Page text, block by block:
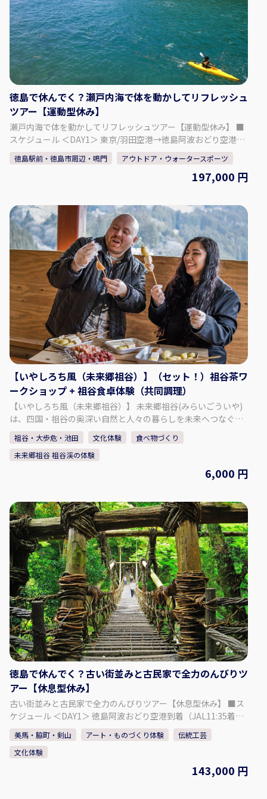
バリウムボトル 小： 1,800円 【追加オプション！】 ビール：
600円 1ドリンク：400円 カラオケ（1曲）：100円 ※ビールの
年齢は成人（20歳以上） ※ものづくり体験と併せてご利用いた
だけます。楽しい時間を過ごしましょう！ ◇時間・期間 体験可
能な日： 月、火、水、金、土、日 体験可能な時間：10:00 ～
22:00 所要時間： 1時間30分 ～ 2時間 ◇人数・年齢制限 最少催
行人数：2人 年齢制限：5歳以上 【事業者情報】 ポッポ亭 ◇住
所 徳島県板野郡北島町江尻字内中須12-7 ◇アクセス 車：松茂
ICから約10分 ◇駐車場 あり ◇TEL 10:00～：090-5712-1059
18:00～：088-698-7096 ◇営業時間・定休日 営業日：月、火、
水、金、土、日 営業時間：10:00 ～ 22:00 定休日：木 ◇SNS
Instagram：https://www.instagram.com/poppotei.keiko/
◇ウェブサイト https://www.poppotei.com/
徳島で休んでく？瀬戸内海で体を動かしてリフレッシュ
ツアー【運動型休み】
瀬戸内海で体を動かしてリフレッシュツアー【運動型休み】 ■
スケジュール ＜DAY1＞ 東京/羽田空港→徳島阿波おどり空港到
着（JAL11:35着）レンタカーお手続き 鳴門の海に漕ぎ出そう
シーカヤック体験コース2時間（14:00～16:00）＝＝リゾートホ
モアナコースト11:00出発＝＝四方見展望台・フレンチモンスタ
ー 瀬戸フードアート（12:10～12:50）＝＝tonaru SETO フィッ
シング 特別仕様の筏で思い思いに過ごす（13:00～17:00）＝＝
ホテル内サロンにて、リラクゼーションボディメンテナンス(90
分) 【食事】朝食〇 昼食× 夕食× 【宿泊】大人の隠れ家
リゾートホテルモアナコースト ＜DAY3＞ ホテル＝＝サイクリ
ングツアー 渡船に乗って鳴門の町中をサイクリング！鳴門市内
観光3時間＝＝徳島阿波おどり空港16:50（JAL17:45発）→東
京/羽田空港 【食事】朝食〇 昼食× 夕食× ■最少催行人
員：2名 ■添乗員は同行いたしません。 出発除外日 4/29～
4/30 5/01～5/09 7/18～7/20 8/08～8/16 9/19～9/23 ※写真は
すべてイメージです。 ※行程内の時間は大まかな目安です。
徳島駅前・徳島市周辺・鳴門 アウトドア・ウォータースポーツ
197,000 円
【いやしろち風（未来郷祖谷）】（セット！）祖谷茶ワ
ークショップ + 祖谷食卓体験（共同調理）
【いやしろち風（未来郷祖谷）】 未来郷祖谷(みらいごういや)
は、四国・祖谷の奥深い自然と人々の暮らしを未来へつなぐ
「物語の語り部」です。ここで過ごす時間は、観光地を巡る旅
ではなく、「忘れていた自分に出会う旅」です。静寂の中で心
をほどき、自然と共に生きる豊かさを思い出す──。未来郷祖
谷は、祖谷の自然と文化を「未来への贈り物」として伝える場
であり、同時に訪れる人の人生に新しい気づきを灯す存在であ
テンツもあります。 【プラン内容】 【祖谷茶ワークショップ 】
祖谷の茶畑で育った茶葉を使い、新茶とほうじ茶をゆったりと
飲み比べ。 地元の人々がお客様をもてなすあたたかな文化を体
感いただきます。山の息吹を映す新茶と、自ら火にかけて焙煎
し仕上げるほうじ茶。香りが立ちのぼる瞬間 ー そこには、祖谷
の暮らしの温もりが宿っています。 【祖谷食卓体験（共同調
理）】 地元食材を使った家庭料理を共同調理し実食。 ◇料金
（お一人様） （小学生以上）：6,000円 ◇時間・期間 体験可能
な時間： ① 10:00～ 所要時間：約3時間 ◇人数・年齢制限 最少
催行人数：2名 最高人数：4名 ※1名の場合は要相談・内容によ
り実施可否判断 ◇注意事項 ・冬季のご来訪について： ① 冬季
は雪が降る場合があります。 ノーマルタイヤでの走行は大変危
険ですのでお控えください。 ② 集落までは山道や急な坂道がご
ざいます。 ③ 運転に不安のある方や、雪道に慣れていない方
は、 タクシーの利用をご検討ください。 【事業者情報】 未来
郷祖谷 ◇住所 〒778-0101 徳島県三好市西祖谷山村重末555
◇SNS Instagram：@miraigoiya.official
祖谷・大歩危・池田 文化体験
食べ物づくり
未来郷祖谷 祖谷渓の体験
6,000 円
徳島で休んでく？古い街並みと古民家で全力のんびりツ
アー【休息型休み】
古い街並みと古民家で全力のんびりツアー【休息型休み】 ■ス
ケジュール ＜DAY1＞ 徳島阿波おどり空港到着（JAL11:35着）
レンタカーお手続き 道の駅くるくるなると（12:30～13:30）＝
＝脇町うだつの街並み ガイド付き散策と阿波天然藍染やまうち
うだつ工房にて藍染体験（14:30～16:30）＝＝折目邸 遊懐
美馬・脇町・剣山 アート・ものづくり体験
伝統工芸
文化体験
143,000 円